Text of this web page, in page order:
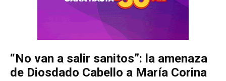
Partido Liberal
Unificación Democrática
Anticorrupción
Partido Liberal
Unificación Democrática
Anticorrupción
“No van a salir sanitos”: la amenaza
de Diosdado Cabello a María Corina